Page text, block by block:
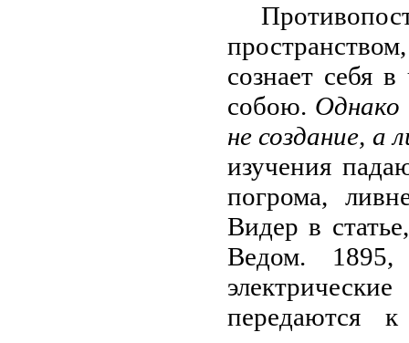
сознает себя
собою. Однако
не создание, а
изучения
погрома,
Видер в
Ведом.
передаются